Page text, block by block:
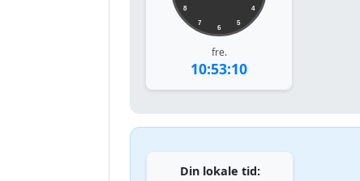
4
5
6
7
8
fre.
10:53:10
Din lokale tid: